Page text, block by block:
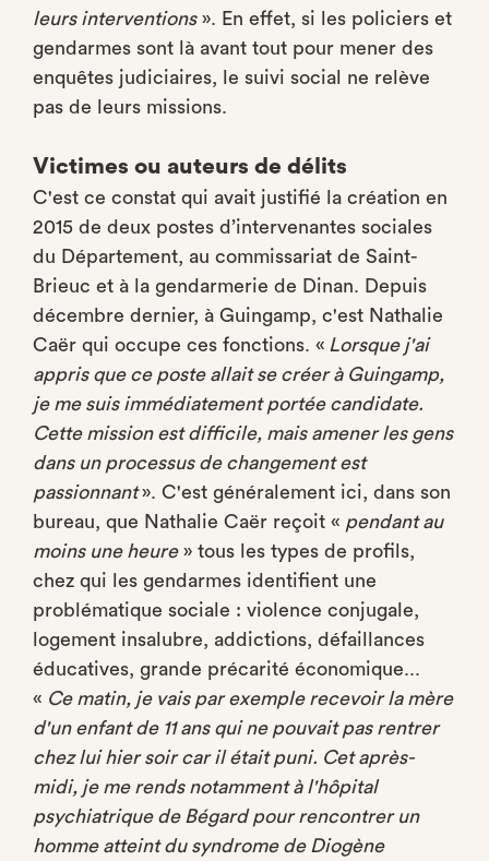
leurs interventions». En effet, si les policiers et
gendarmes sont là avant tout pour mener des
enquêtes judiciaires, le suivi social ne relève
pas de leurs missions.
Victimes ou auteurs de délits
C'est ce constat qui avait justifié la création en
2015 de deux postes d’intervenantes sociales
du Département, au commissariat de Saint-
Brieuc et à la gendarmerie de Dinan. Depuis
décembre dernier, à Guingamp, c'est Nathalie
Caër qui occupe ces fonctions. « Lorsque j'ai
appris que ce poste allait se créer à Guingamp,
je me suis immédiatement portée candidate.
Cette mission est difficile, mais amener les gens
dans un processus de changement est
passionnant». C'est généralement ici, dans son
bureau, que Nathalie Caër reçoit « pendant au
moins une heure» tous les types de profils,
chez qui les gendarmes identifient une
problématique sociale : violence conjugale,
logement insalubre, addictions, défaillances
éducatives, grande précarité économique...
« Ce matin, je vais par exemple recevoir la mère
d'un enfant de 11 ans qui ne pouvait pas rentrer
chez lui hier soir car il était puni. Cet après-
midi, je me rends notamment à l'hôpital
psychiatrique de Bégard pour rencontrer un
homme atteint du syndrome de Diogène